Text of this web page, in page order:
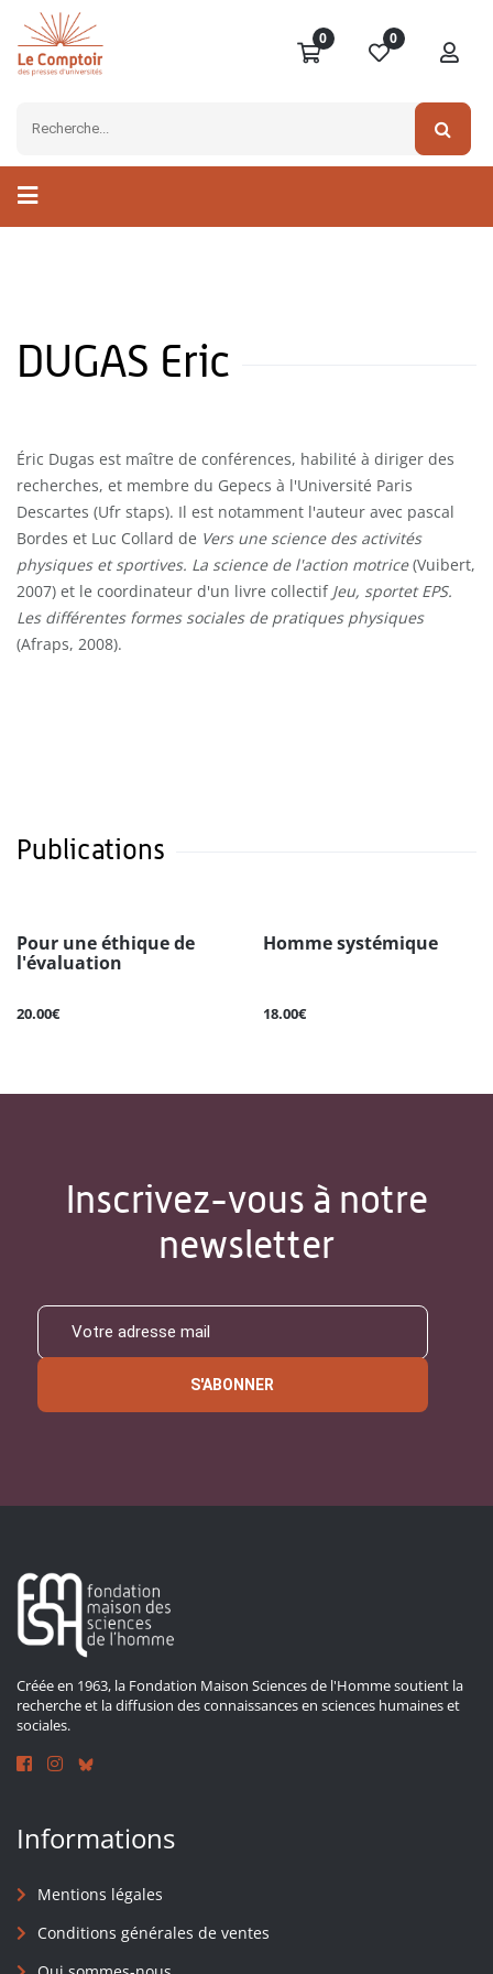
0 0
DUGAS Eric
Éric Dugas est maître de conférences, habilité à diriger des
recherches, et membre du Gepecs à l'Université Paris
Descartes (Ufr staps). Il est notamment l'auteur avec pascal
Bordes et Luc Collard de Vers une science des activités
physiques et sportives. La science de l'action motrice(Vuibert,
2007) et le coordinateur d'un livre collectif Jeu, sportet EPS.
Les différentes formes sociales de pratiques physiques
(Afraps, 2008).
Publications
Pour une éthique de
l'évaluation
20.00€
Homme systémique
18.00€
Inscrivez-vous à notre
newsletter
S'ABONNER
Créée en 1963, la Fondation Maison Sciences de l'Homme soutient la
recherche et la diffusion des connaissances en sciences humaines et
sociales.
Informations
Mentions légales
Conditions générales de ventes